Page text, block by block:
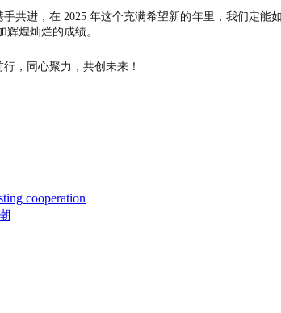
共进，在 2025 年这个充满希望新的年里，我们定能
煌灿烂的成绩。
，同心聚力，共创未来！
cooperation